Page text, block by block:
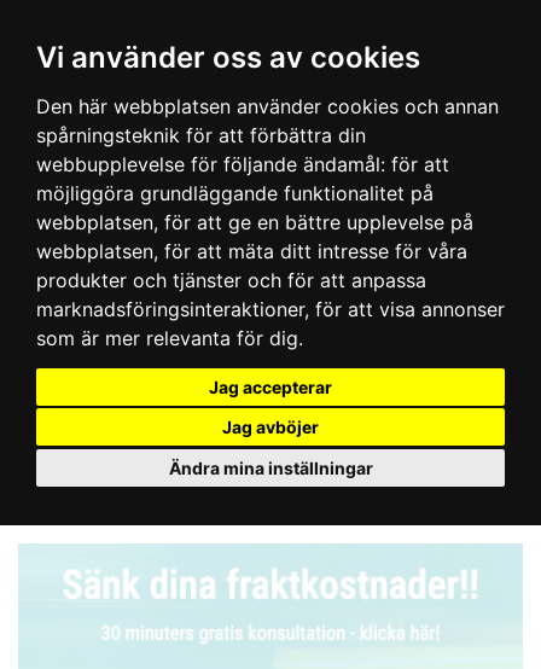
Vi använder oss av cookies
Den här webbplatsen använder cookies och annan
spårningsteknik för att förbättra din
webbupplevelse för följande ändamål: för att
möjliggöra grundläggande funktionalitet på
webbplatsen, för att ge en bättre upplevelse på
webbplatsen, för att mäta ditt intresse för våra
produkter och tjänster och för att anpassa
marknadsföringsinteraktioner, för att visa annonser
som är mer relevanta för dig.
Jag accepterar
Jag avböjer
Ändra mina inställningar